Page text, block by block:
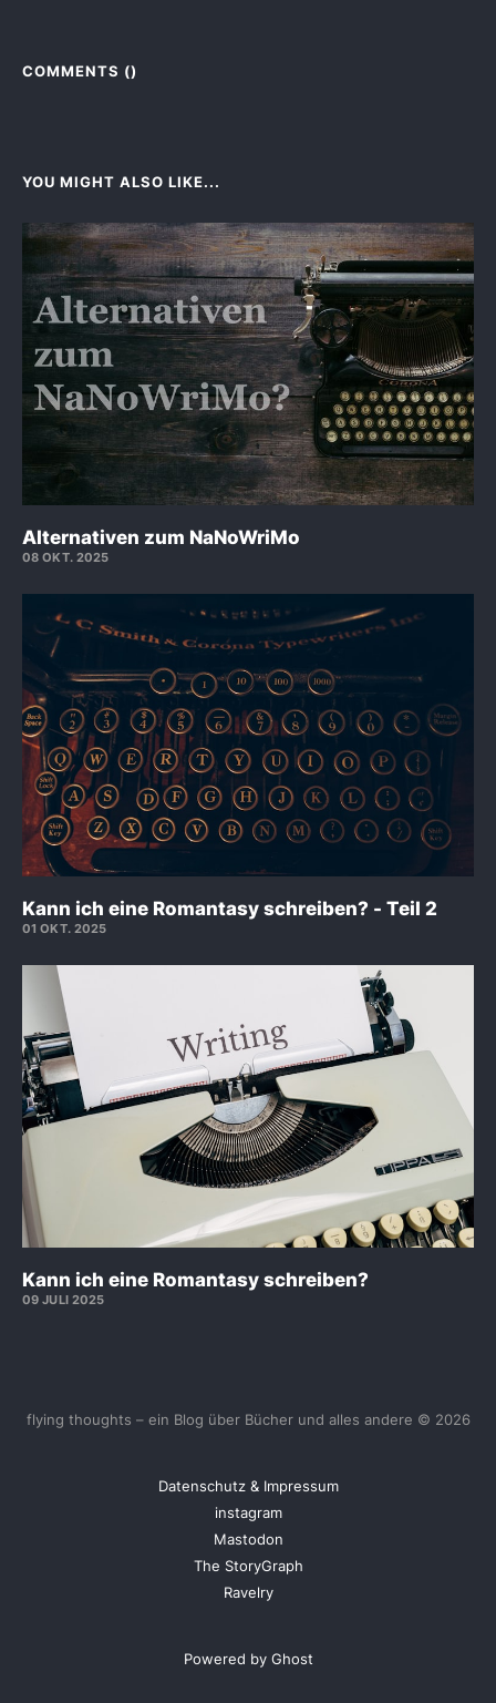
COMMENTS ()
YOU MIGHT ALSO LIKE...
Alternativen zum NaNoWriMo
08 OKT. 2025
Kann ich eine Romantasy schreiben? - Teil 2
01 OKT. 2025
Kann ich eine Romantasy schreiben?
09 JULI 2025
flying thoughts – ein Blog über Bücher und alles andere © 2026
Datenschutz & Impressum
instagram
Mastodon
The StoryGraph
Ravelry
Powered by Ghost